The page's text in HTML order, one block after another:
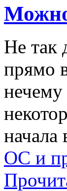
Не так
прямо
нечему
начала
ОС и